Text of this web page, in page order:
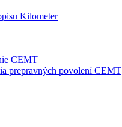
Kilometer
CEMT
prepravných povolení CEMT